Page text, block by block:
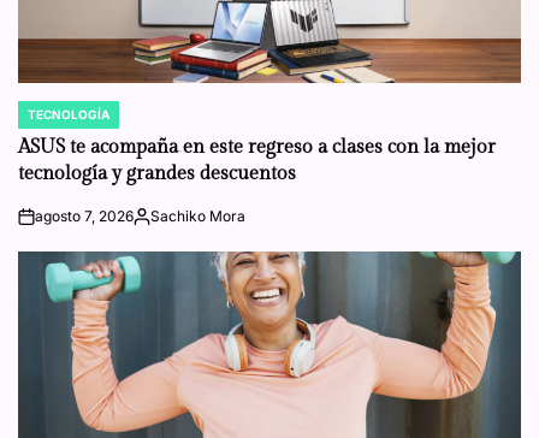
POSTED
IN
TECNOLOGÍA
ASUS te acompaña en este regreso a clases con la mejor
tecnología y grandes descuentos
onagosto 7, 2026Posted
Sachiko Mora